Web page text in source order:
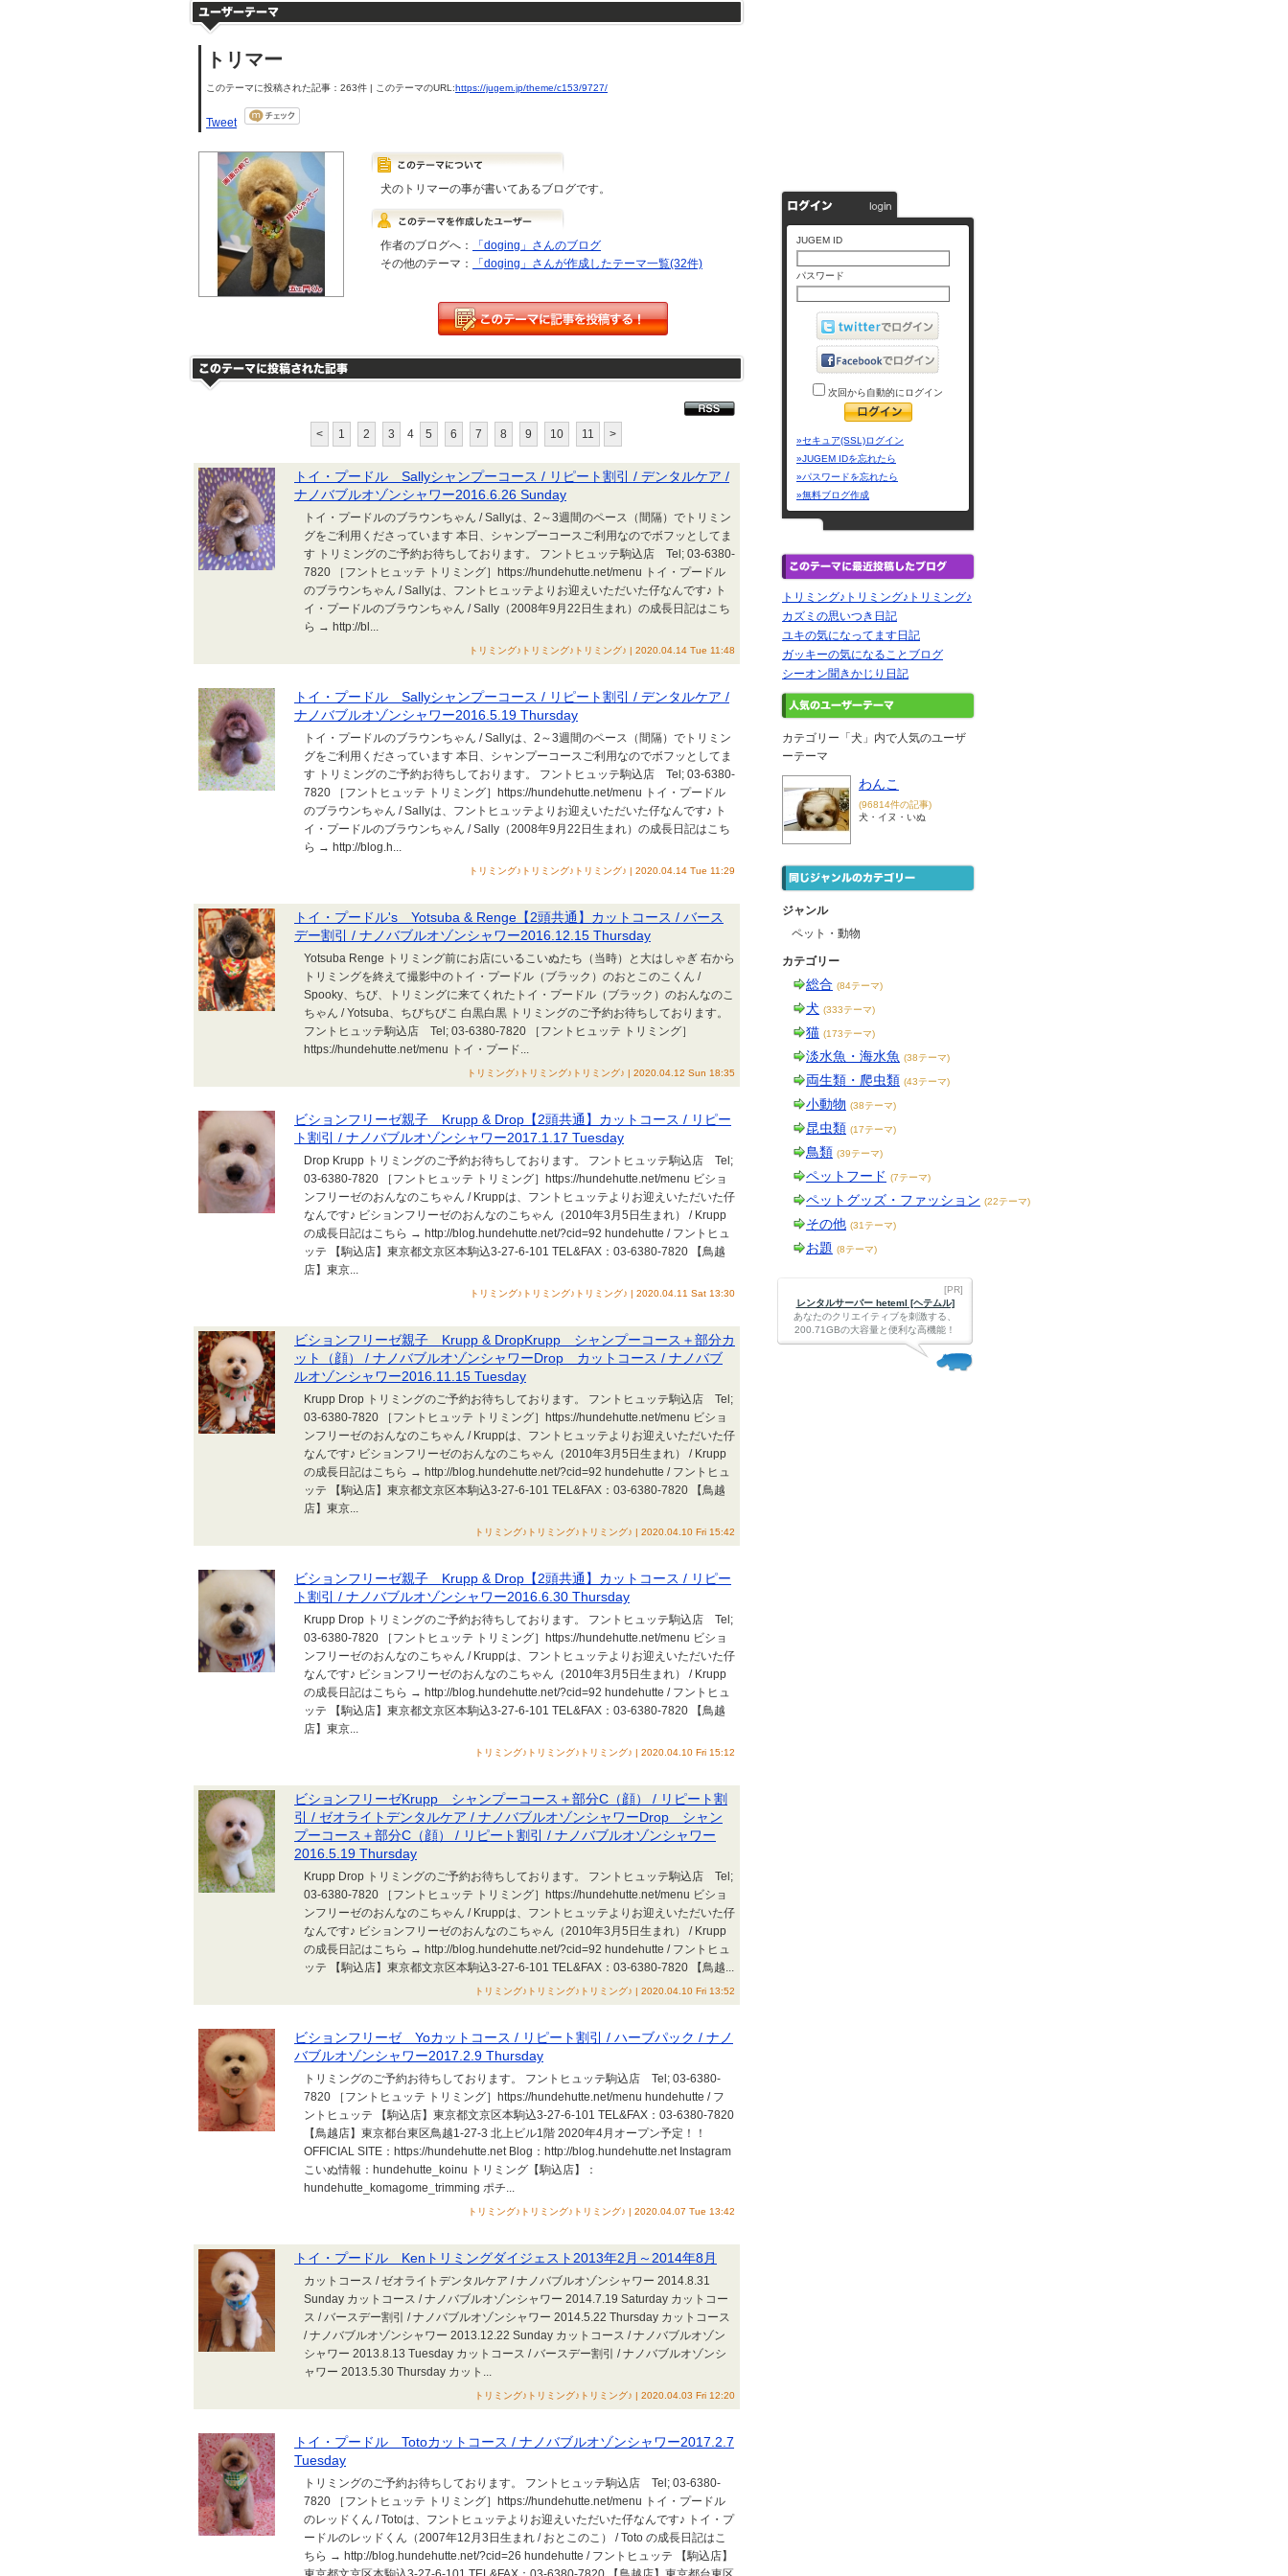
トリマー
このテーマに投稿された記事：263件 | このテーマのURL:https://jugem.jp/theme/c153/9727/
Tweet
犬のトリマーの事が書いてあるブログです。
作者のブログへ：
「doging」さんのブログ
その他のテーマ：
「doging」さんが作成したテーマ一覧(32件)
< 1 2 3 4 5 6 7 8 9 10 11 >
トイ・プードル Sallyシャンプーコース / リピート割引 / デンタルケア /
ナノバブルオゾンシャワー2016.6.26 Sunday
トイ・プードルのブラウンちゃん / Sallyは、2～3週間のペース（間隔）でトリミン
グをご利用くださっています 本日、シャンプーコースご利用なのでボフッとしてま
す トリミングのご予約お待ちしております。 フントヒュッテ駒込店 Tel; 03-6380-
7820 ［フントヒュッテ トリミング］https://hundehutte.net/menu トイ・プードル
のブラウンちゃん / Sallyは、フントヒュッテよりお迎えいただいた仔なんです♪ ト
イ・プードルのブラウンちゃん / Sally（2008年9月22日生まれ）の成長日記はこち
ら → http://bl...
トリミング♪トリミング♪トリミング♪ | 2020.04.14 Tue 11:48
トイ・プードル Sallyシャンプーコース / リピート割引 / デンタルケア /
ナノバブルオゾンシャワー2016.5.19 Thursday
トイ・プードルのブラウンちゃん / Sallyは、2～3週間のペース（間隔）でトリミン
グをご利用くださっています 本日、シャンプーコースご利用なのでボフッとしてま
す トリミングのご予約お待ちしております。 フントヒュッテ駒込店 Tel; 03-6380-
7820 ［フントヒュッテ トリミング］https://hundehutte.net/menu トイ・プードル
のブラウンちゃん / Sallyは、フントヒュッテよりお迎えいただいた仔なんです♪ ト
イ・プードルのブラウンちゃん / Sally（2008年9月22日生まれ）の成長日記はこち
ら → http://blog.h...
トリミング♪トリミング♪トリミング♪ | 2020.04.14 Tue 11:29
トイ・プードル's Yotsuba & Renge【2頭共通】カットコース / バース
デー割引 / ナノバブルオゾンシャワー2016.12.15 Thursday
Yotsuba Renge トリミング前にお店にいるこいぬたち（当時）と大はしゃぎ 右から
トリミングを終えて撮影中のトイ・プードル（ブラック）のおとこのこくん /
Spooky、ちび、トリミングに来てくれたトイ・プードル（ブラック）のおんなのこ
ちゃん / Yotsuba、ちびちびこ 白黒白黒 トリミングのご予約お待ちしております。
フントヒュッテ駒込店 Tel; 03-6380-7820 ［フントヒュッテ トリミング］
https://hundehutte.net/menu トイ・プード...
トリミング♪トリミング♪トリミング♪ | 2020.04.12 Sun 18:35
ビションフリーゼ親子 Krupp & Drop【2頭共通】カットコース / リピー
ト割引 / ナノバブルオゾンシャワー2017.1.17 Tuesday
Drop Krupp トリミングのご予約お待ちしております。 フントヒュッテ駒込店 Tel;
03-6380-7820 ［フントヒュッテ トリミング］https://hundehutte.net/menu ビショ
ンフリーゼのおんなのこちゃん / Kruppは、フントヒュッテよりお迎えいただいた仔
なんです♪ ビションフリーゼのおんなのこちゃん（2010年3月5日生まれ） / Krupp
の成長日記はこちら → http://blog.hundehutte.net/?cid=92 hundehutte / フントヒュ
ッテ 【駒込店】東京都文京区本駒込3-27-6-101 TEL&FAX：03-6380-7820 【鳥越
店】東京...
トリミング♪トリミング♪トリミング♪ | 2020.04.11 Sat 13:30
ビションフリーゼ親子 Krupp & DropKrupp シャンプーコース＋部分カ
ット（顔） / ナノバブルオゾンシャワーDrop カットコース / ナノバブ
ルオゾンシャワー2016.11.15 Tuesday
Krupp Drop トリミングのご予約お待ちしております。 フントヒュッテ駒込店 Tel;
03-6380-7820 ［フントヒュッテ トリミング］https://hundehutte.net/menu ビショ
ンフリーゼのおんなのこちゃん / Kruppは、フントヒュッテよりお迎えいただいた仔
なんです♪ ビションフリーゼのおんなのこちゃん（2010年3月5日生まれ） / Krupp
の成長日記はこちら → http://blog.hundehutte.net/?cid=92 hundehutte / フントヒュ
ッテ 【駒込店】東京都文京区本駒込3-27-6-101 TEL&FAX：03-6380-7820 【鳥越
店】東京...
トリミング♪トリミング♪トリミング♪ | 2020.04.10 Fri 15:42
ビションフリーゼ親子 Krupp & Drop【2頭共通】カットコース / リピー
ト割引 / ナノバブルオゾンシャワー2016.6.30 Thursday
Krupp Drop トリミングのご予約お待ちしております。 フントヒュッテ駒込店 Tel;
03-6380-7820 ［フントヒュッテ トリミング］https://hundehutte.net/menu ビショ
ンフリーゼのおんなのこちゃん / Kruppは、フントヒュッテよりお迎えいただいた仔
なんです♪ ビションフリーゼのおんなのこちゃん（2010年3月5日生まれ） / Krupp
の成長日記はこちら → http://blog.hundehutte.net/?cid=92 hundehutte / フントヒュ
ッテ 【駒込店】東京都文京区本駒込3-27-6-101 TEL&FAX：03-6380-7820 【鳥越
店】東京...
トリミング♪トリミング♪トリミング♪ | 2020.04.10 Fri 15:12
ビションフリーゼKrupp シャンプーコース＋部分C（顔） / リピート割
引 / ゼオライトデンタルケア / ナノバブルオゾンシャワーDrop シャン
プーコース＋部分C（顔） / リピート割引 / ナノバブルオゾンシャワー
2016.5.19 Thursday
Krupp Drop トリミングのご予約お待ちしております。 フントヒュッテ駒込店 Tel;
03-6380-7820 ［フントヒュッテ トリミング］https://hundehutte.net/menu ビショ
ンフリーゼのおんなのこちゃん / Kruppは、フントヒュッテよりお迎えいただいた仔
なんです♪ ビションフリーゼのおんなのこちゃん（2010年3月5日生まれ） / Krupp
の成長日記はこちら → http://blog.hundehutte.net/?cid=92 hundehutte / フントヒュ
ッテ 【駒込店】東京都文京区本駒込3-27-6-101 TEL&FAX：03-6380-7820 【鳥越...
トリミング♪トリミング♪トリミング♪ | 2020.04.10 Fri 13:52
ビションフリーゼ Yoカットコース / リピート割引 / ハーブパック / ナノ
バブルオゾンシャワー2017.2.9 Thursday
トリミングのご予約お待ちしております。 フントヒュッテ駒込店 Tel; 03-6380-
7820 ［フントヒュッテ トリミング］https://hundehutte.net/menu hundehutte / フ
ントヒュッテ 【駒込店】東京都文京区本駒込3-27-6-101 TEL&FAX：03-6380-7820
【鳥越店】東京都台東区鳥越1-27-3 北上ビル1階 2020年4月オープン予定！！
OFFICIAL SITE：https://hundehutte.net Blog：http://blog.hundehutte.net Instagram
こいぬ情報：hundehutte_koinu トリミング【駒込店】：
hundehutte_komagome_trimming ポチ...
トリミング♪トリミング♪トリミング♪ | 2020.04.07 Tue 13:42
トイ・プードル Kenトリミングダイジェスト2013年2月～2014年8月
カットコース / ゼオライトデンタルケア / ナノバブルオゾンシャワー 2014.8.31
Sunday カットコース / ナノバブルオゾンシャワー 2014.7.19 Saturday カットコー
ス / バースデー割引 / ナノバブルオゾンシャワー 2014.5.22 Thursday カットコース
/ ナノバブルオゾンシャワー 2013.12.22 Sunday カットコース / ナノバブルオゾン
シャワー 2013.8.13 Tuesday カットコース / バースデー割引 / ナノバブルオゾンシ
ャワー 2013.5.30 Thursday カット...
トリミング♪トリミング♪トリミング♪ | 2020.04.03 Fri 12:20
トイ・プードル Totoカットコース / ナノバブルオゾンシャワー2017.2.7
Tuesday
トリミングのご予約お待ちしております。 フントヒュッテ駒込店 Tel; 03-6380-
7820 ［フントヒュッテ トリミング］https://hundehutte.net/menu トイ・プードル
のレッドくん / Totoは、フントヒュッテよりお迎えいただいた仔なんです♪ トイ・プ
ードルのレッドくん（2007年12月3日生まれ / おとこのこ） / Toto の成長日記はこ
ちら → http://blog.hundehutte.net/?cid=26 hundehutte / フントヒュッテ 【駒込店】
JUGEM ID
パスワード
次回から自動的にログイン
»セキュア(SSL)ログイン
»JUGEM IDを忘れたら
»パスワードを忘れたら
»無料ブログ作成
トリミング♪トリミング♪トリミング♪
カズミの思いつき日記
ユキの気になってます日記
ガッキーの気になることブログ
シーオン聞きかじり日記
カテゴリー「犬」内で人気のユーザ
ーテーマ
わんこ
(96814件の記事)
犬・イヌ・いぬ
ジャンル
ペット・動物
カテゴリー
総合 (84テーマ)
犬 (333テーマ)
猫 (173テーマ)
淡水魚・海水魚 (38テーマ)
両生類・爬虫類 (43テーマ)
小動物 (38テーマ)
昆虫類 (17テーマ)
鳥類 (39テーマ)
ペットフード (7テーマ)
ペットグッズ・ファッション (22テーマ)
その他 (31テーマ)
お題 (8テーマ)
[PR]
レンタルサーバー heteml [ヘテムル]
あなたのクリエイティブを刺激する、
200.71GBの大容量と便利な高機能！